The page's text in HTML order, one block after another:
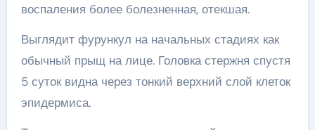
воспаления более болезненная, отекшая.
Выглядит фурункул на начальных стадиях как
обычный прыщ на лице. Головка стержня спустя
5 суток видна через тонкий верхний слой клеток
эпидермиса.